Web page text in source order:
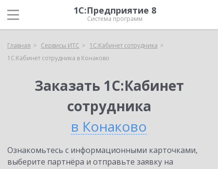
1С:Предприятие 8
Система программ
Главная Сервисы ИТС
1С:Кабинет сотрудника
1С:Кабинет сотрудника в Конаково
Заказать 1С:Кабинет
сотрудника
в Конаково
Ознакомьтесь с информационными карточками,
выберите партнёра и отправьте заявку на